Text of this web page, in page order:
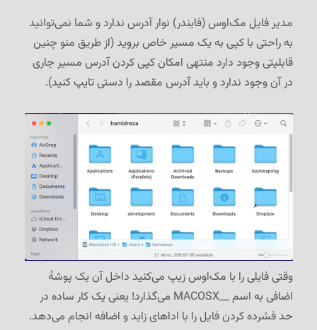
مدیر فایل مک‌اوس (فایندر) نوار آدرس ندارد و شما نمی‌توانید
به راحتی با کپی به یک مسیر خاص بروید (از طریق منو چنین
قابلیتی وجود دارد منتهی امکان کپی کردن آدرس مسیر جاری
در آن وجود ندارد و باید آدرس مقصد را دستی تایپ کنید).
وقتی فایلی را با مک‌اوس زیپ می‌کنید داخل آن یک پوشهٔ
اضافی به اسم __MACOSX می‌گذارد! یعنی یک کار ساده در
حد فشرده کردن فایل را با اداهای زاید و اضافه انجام می‌دهد.